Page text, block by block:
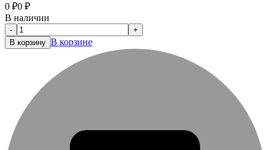
0 ₽0 ₽
В наличии
-
+
В корзину В корзине